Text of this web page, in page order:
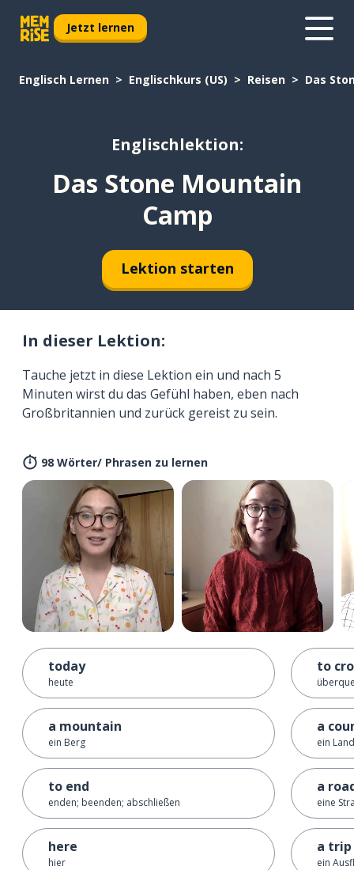
Jetzt lernen
Englisch Lernen Englischkurs (US) Reisen Das
Englischlektion:
Das Stone Mountain
Camp
Lektion starten
In dieser Lektion:
Tauche jetzt in diese Lektion ein und nach 5
Minuten wirst du das Gefühl haben, eben nach
Großbritannien und zurück gereist zu sein.
98 Wörter/ Phrasen zu lernen
today
heute
a mountain
ein Berg
to end
enden; beenden; abschließen
here
hier
to
a
ein Land
a
eine
a trip
ein